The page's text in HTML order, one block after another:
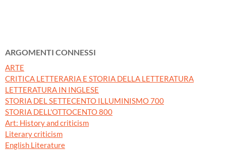
ARGOMENTI CONNESSI
ARTE
CRITICA LETTERARIA E STORIA DELLA LETTERATURA
LETTERATURA IN INGLESE
STORIA DEL SETTECENTO ILLUMINISMO 700
STORIA DELL'OTTOCENTO 800
Art: History and criticism
Literary criticism
English Literature